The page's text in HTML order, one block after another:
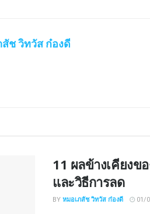
สัช วิทวัส ก๋องดี
11 ผลข้างเคียง
และวิธีการลด
BY หมอเภสัช วิทวัส ก๋องดี 01/